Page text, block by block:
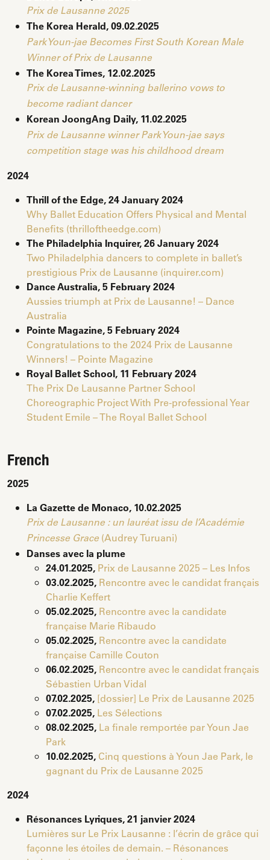
Prix de Lausanne 2025
The Korea Herald, 09.02.2025
Park Youn-jae Becomes First South Korean Male
Winner of Prix de Lausanne
The Korea Times, 12.02.2025
Prix de Lausanne-winning ballerino vows to
become radiant dancer
Korean JoongAng Daily, 11.02.2025
Prix de Lausanne winner Park Youn-jae says
competition stage was his childhood dream
2024
Thrill of the Edge, 24 January 2024
Why Ballet Education Offers Physical and Mental
Benefits (thrilloftheedge.com)
The Philadelphia Inquirer, 26 January 2024
Two Philadelphia dancers to complete in ballet’s
prestigious Prix de Lausanne (inquirer.com)
Dance Australia, 5 February 2024
Aussies triumph at Prix de Lausanne! – Dance
Australia
Pointe Magazine, 5 February 2024
Congratulations to the 2024 Prix de Lausanne
Winners! – Pointe Magazine
Royal Ballet School, 11 February 2024
The Prix De Lausanne Partner School
Choreographic Project With Pre-professional Year
Student Emile – The Royal Ballet School
French
2025
La Gazette de Monaco, 10.02.2025
Prix de Lausanne : un lauréat issu de l’Académie
Princesse Grace (Audrey Turuani)
Danses avec la plume
24.01.2025, Prix de Lausanne 2025 – Les Infos
03.02.2025, Rencontre avec le candidat français
Charlie Keffert
05.02.2025, Rencontre avec la candidate
française Marie Ribaudo
05.02.2025, Rencontre avec la candidate
française Camille Couton
06.02.2025, Rencontre avec le candidat français
Sébastien Urban Vidal
07.02.2025, [dossier] Le Prix de Lausanne 2025
07.02.2025, Les Sélections
08.02.2025, La finale remportée par Youn Jae
Park
10.02.2025, Cinq questions à Youn Jae Park, le
gagnant du Prix de Lausanne 2025
2024
Résonances Lyriques, 21 janvier 2024
Lumières sur Le Prix Lausanne : l’écrin de grâce qui
façonne les étoiles de demain. – Résonances